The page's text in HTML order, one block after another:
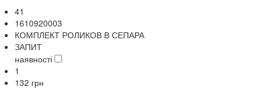
41
1610920003
КОМПЛЕКТ РОЛИКОВ В СЕПАРА
ЗАПИТ
наявності
1
132 грн